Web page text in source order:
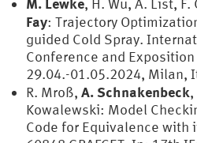
, H. Wu, A. List,
Fay: Trajectory
guided Cold Spray.
Conference and Exposition
29.04.-01.05.2024, Milan,
R. Mroß, A. Schnakenbeck
Kowalewski: Model
Code for Equivalence with